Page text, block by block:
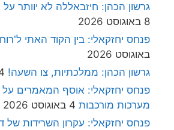
גרשון הכהן: חיזבאללה לא יוותר
8 באוגוסט 2026
פנחס יחזקאלי: בין הקוד האתי
באוגוסט 2026
גרשון הכהן: ממלכתיות, צו השעה! 4
פנחס יחזקאלי: אוסף המאמרים על
מערכות מורכבות 4 באוגוסט 2026
פנחס יחזקאלי: עקרון השרידות של